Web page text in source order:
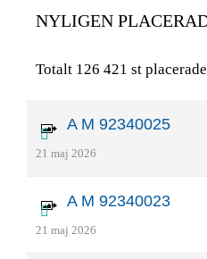
NYLIGEN
Totalt 126 421 st
A M 92340025
21 maj 2026
A M 92340023
21 maj 2026